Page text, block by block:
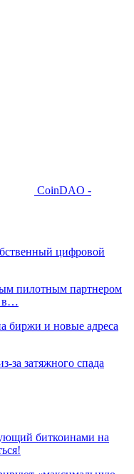
CoinDAO -
цифровой
пилотным партнером
в…
биржи и новые адреса
за затяжного спада
биткоинами на